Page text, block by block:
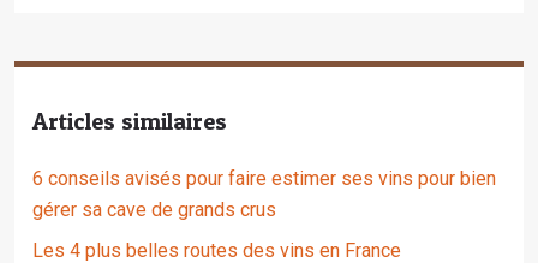
Articles similaires
6 conseils avisés pour faire estimer ses vins pour bien
gérer sa cave de grands crus
Les 4 plus belles routes des vins en France